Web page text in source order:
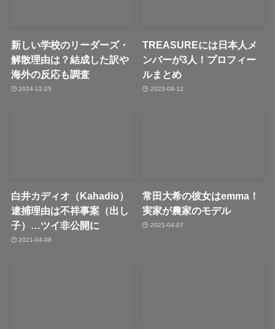
新しい学校のリーダーズ・
解散理由は？結成した訳や
海外の反応も調査
2024-12-25
TREASUREには日本人メ
ンバーが3人！プロフィー
ルまとめ
2023-09-12
白井カディオ（Kahadio）
逮捕理由は不祥事案（出し
子）…ツイ非公開に
2021-04-08
常田大希の彼女はemma！
実家が農家のモデル
2021-04-07